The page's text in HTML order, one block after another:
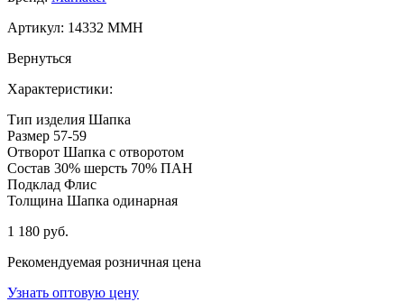
Артикул: 14332 MMH
Вернуться
Характеристики:
Тип изделия Шапка
Размер 57-59
Отворот Шапка с отворотом
Состав 30% шерсть 70% ПАН
Подклад Флис
Толщина Шапка одинарная
1 180 руб.
Рекомендуемая розничная цена
Узнать оптовую цену